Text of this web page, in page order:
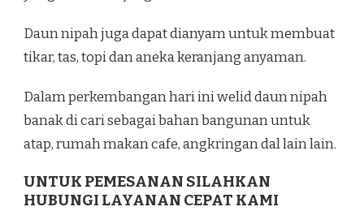
Daun nipah juga dapat dianyam untuk membuat
tikar, tas, topi dan aneka keranjang anyaman.
Dalam perkembangan hari ini welid daun nipah
banak di cari sebagai bahan bangunan untuk
atap, rumah makan cafe, angkringan dal lain lain.
UNTUK PEMESANAN SILAHKAN
HUBUNGI LAYANAN CEPAT KAMI